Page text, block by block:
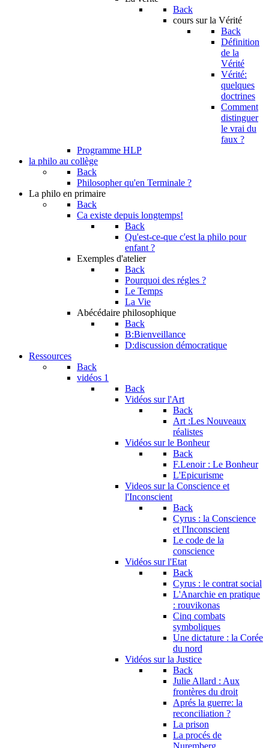
Back
cours sur la Vérité
Back
Définition
de la
Vérité
Vérité:
quelques
doctrines
Comment
distinguer
le vrai du
faux ?
Programme HLP
la philo au collège
Back
Philosopher qu'en Terminale ?
La philo en primaire
Back
Ca existe depuis longtemps!
Back
Qu'est-ce-que c'est la philo pour
enfant ?
Exemples d'atelier
Back
Pourquoi des régles ?
Le Temps
La Vie
Abécédaire philosophique
Back
B:Bienveillance
D:discussion démocratique
Ressources
Back
vidéos 1
Back
Vidéos sur l'Art
Back
Art :Les Nouveaux
réalistes
Vidéos sur le Bonheur
Back
F.Lenoir : Le Bonheur
L'Epicurisme
Videos sur la Conscience et
l'Inconscient
Back
Cyrus : la Conscience
et l'Inconscient
Le code de la
conscience
Vidéos sur l'Etat
Back
Cyrus : le contrat social
L'Anarchie en pratique
: rouvikonas
Cinq combats
symboliques
Une dictature : la Corée
du nord
Vidéos sur la Justice
Back
Julie Allard : Aux
frontères du droit
Aprés la guerre: la
reconciliation ?
La prison
La procés de
Nuremberg